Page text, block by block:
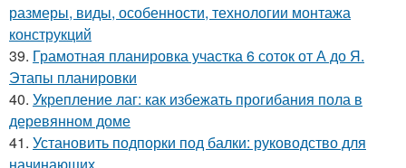
размеры, виды, особенности, технологии монтажа
конструкций
39. Грамотная планировка участка 6 соток от А до Я.
Этапы планировки
40. Укрепление лаг: как избежать прогибания пола в
деревянном доме
41. Установить подпорки под балки: руководство для